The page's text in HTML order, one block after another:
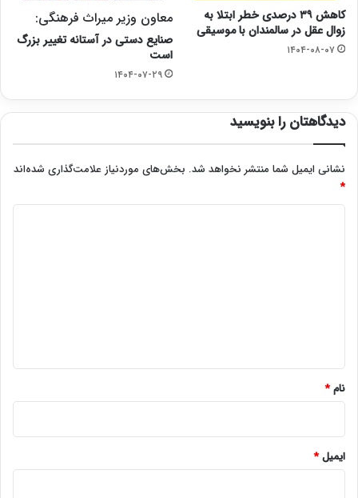
کاهش ۳۹ درصدی خطر ابتلا به
زوال عقل در سالمندان با موسیقی
۱۴۰۴-۰۸-۰۷
معاون وزیر میراث فرهنگی:
صنایع‌ دستی در آستانه تغییر بزرگ
است
۱۴۰۴-۰۷-۲۹
دیدگاهتان را بنویسید
نشانی ایمیل شما منتشر نخواهد شد. بخش‌های موردنیاز علامت‌گذاری شده‌اند
*
نام*
ایمیل*